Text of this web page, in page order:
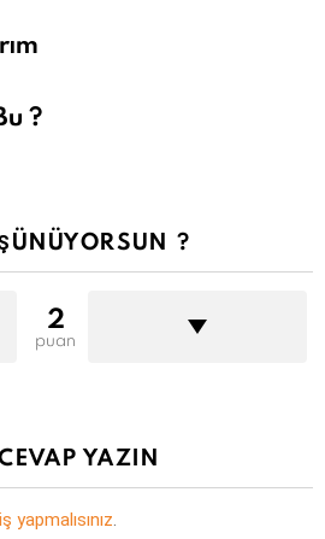
?
?
2
puan
YAZIN
yapmalısınız